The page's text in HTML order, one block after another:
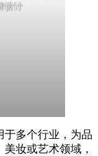
设计
于多个行业，为品
妆或艺术领域，